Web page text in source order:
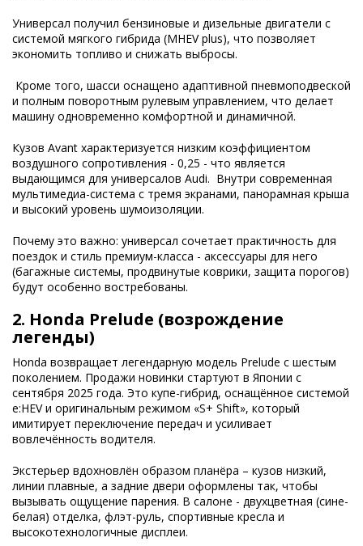
Универсал получил бензиновые и дизельные двигатели с
системой мягкого гибрида (MHEV plus), что позволяет
экономить топливо и снижать выбросы.
Кроме того, шасси оснащено адаптивной пневмоподвеской
и полным поворотным рулевым управлением, что делает
машину одновременно комфортной и динамичной.
Кузов Avant характеризуется низким коэффициентом
воздушного сопротивления - 0,25 - что является
выдающимся для универсалов Audi. Внутри современная
мультимедиа-система с тремя экранами, панорамная крыша
и высокий уровень шумоизоляции.
Почему это важно: универсал сочетает практичность для
поездок и стиль премиум-класса - аксессуары для него
(багажные системы, продвинутые коврики, защита порогов)
будут особенно востребованы.
2. Honda Prelude (возрождение
легенды)
Honda возвращает легендарную модель Prelude с шестым
поколением. Продажи новинки стартуют в Японии с
сентября 2025 года. Это купе-гибрид, оснащённое системой
e:HEV и оригинальным режимом «S+ Shift», который
имитирует переключение передач и усиливает
вовлечённость водителя.
Экстерьер вдохновлён образом планёра – кузов низкий,
линии плавные, а задние двери оформлены так, чтобы
вызывать ощущение парения. В салоне - двухцветная (сине-
белая) отделка, флэт-руль, спортивные кресла и
высокотехнологичные дисплеи.